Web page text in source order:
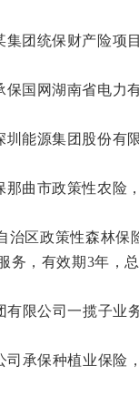
团统保财产险项
国网湖南省电力
能源集团股份有
曲市政策性农险
区政策性森林保
务，有效期3年，
限公司一揽子业
承保种植业保险